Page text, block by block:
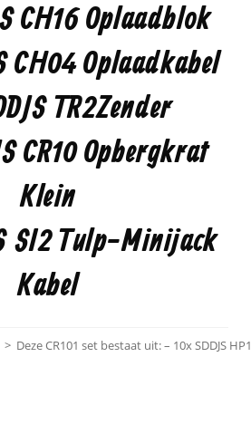
CH16 Oplaadblok
CH04 Oplaadkabel
TR2 Zender
CR10 Opbergkrat
Klein
SI2 Tulp-Minijack
Kabel
> Deze CR101 set bestaat uit: – 10x SDDJS